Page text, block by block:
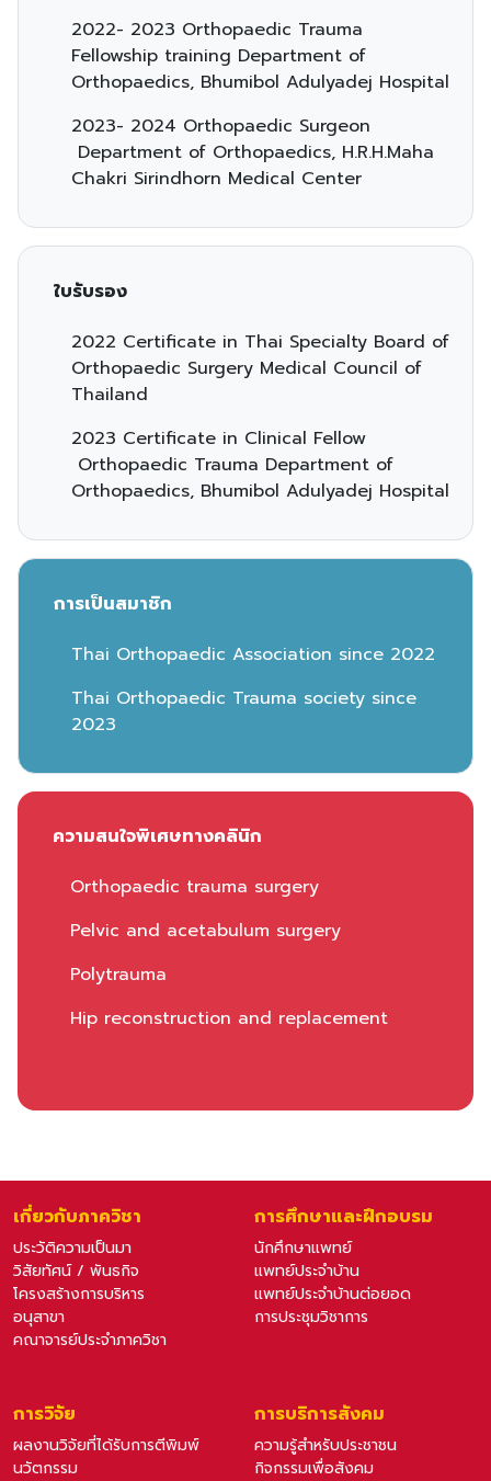
2022- 2023 Orthopaedic Trauma
Fellowship training Department of
Orthopaedics, Bhumibol Adulyadej Hospital
2023- 2024 Orthopaedic Surgeon
Department of Orthopaedics, H.R.H.Maha
Chakri Sirindhorn Medical Center
ใบรับรอง
2022 Certificate in Thai Specialty Board of
Orthopaedic Surgery Medical Council of
Thailand
2023 Certificate in Clinical Fellow
Orthopaedic Trauma Department of
Orthopaedics, Bhumibol Adulyadej Hospital
การเป็นสมาชิก
Thai Orthopaedic Association since 2022
Thai Orthopaedic Trauma society since
2023
ความสนใจพิเศษทางคลินิก
Orthopaedic trauma surgery
Pelvic and acetabulum surgery
Polytrauma
Hip reconstruction and replacement
เกี่ยวกับภาควิชา
ประวัติความเป็นมา
วิสัยทัศน์ / พันธกิจ
โครงสร้างการบริหาร
อนุสาขา
คณาจารย์ประจำภาควิชา
การศึกษาและฝึกอบรม
นักศึกษาแพทย์
แพทย์ประจำบ้าน
แพทย์ประจำบ้านต่อยอด
การประชุมวิชาการ
การวิจัย
ผลงานวิจัยที่ได้รับการตีพิมพ์
นวัตกรรม
การบริการสังคม
ความรู้สำหรับประชาชน
กิจกรรมเพื่อสังคม